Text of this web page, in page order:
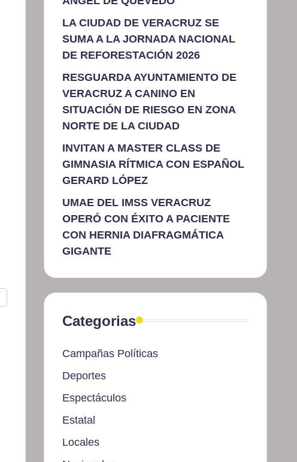
LA CIUDAD DE VERACRUZ SE
SUMA A LA JORNADA NACIONAL
DE REFORESTACIÓN 2026
RESGUARDA AYUNTAMIENTO DE
VERACRUZ A CANINO EN
SITUACIÓN DE RIESGO EN ZONA
NORTE DE LA CIUDAD
INVITAN A MASTER CLASS DE
GIMNASIA RÍTMICA CON ESPAÑOL
GERARD LÓPEZ
UMAE DEL IMSS VERACRUZ
OPERÓ CON ÉXITO A PACIENTE
CON HERNIA DIAFRAGMÁTICA
GIGANTE
Categorias
Campañas Políticas
Deportes
Espectáculos
Estatal
Locales